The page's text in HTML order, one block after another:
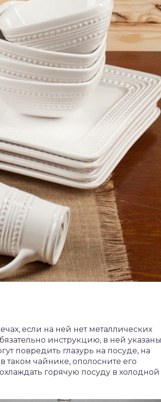
если на ней нет металлических
инструкцию, в ней указаны
повредить глазурь на посуде, на
таком чайнике, ополосните его
горячую посуду в холодной